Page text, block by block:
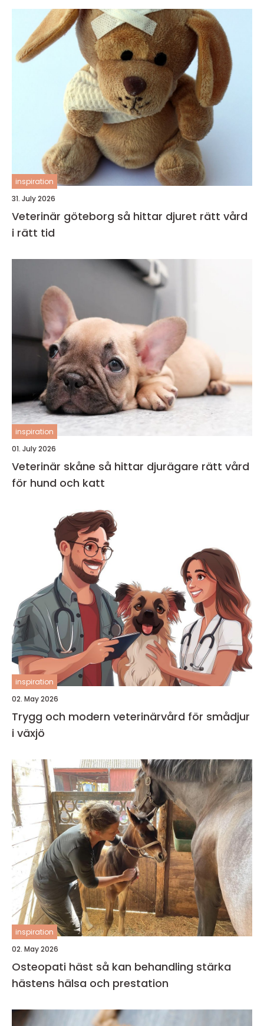
inspiration
31. July 2026
Veterinär göteborg så hittar djuret rätt vård
i rätt tid
inspiration
01. July 2026
Veterinär skåne så hittar djurägare rätt vård
för hund och katt
inspiration
02. May 2026
Trygg och modern veterinärvård för smådjur
i växjö
inspiration
02. May 2026
Osteopati häst så kan behandling stärka
hästens hälsa och prestation